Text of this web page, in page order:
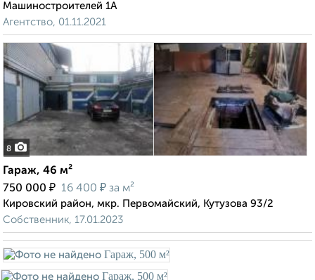
Машиностроителей 1А
Агентство, 01.11.2021
8
Гараж, 46 м²
750 000 ₽ 16 400 ₽ за м²
Кировский район, мкр. Первомайский, Кутузова 93/2
Собственник, 17.01.2023